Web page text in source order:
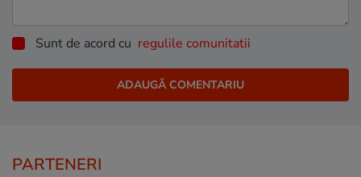
Sunt de acord cu regulile comunitatii
PARTENERI